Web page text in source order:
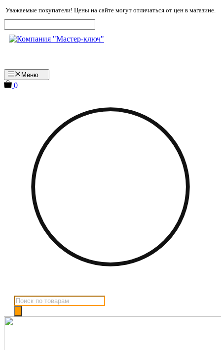
Перейти
к
содержимому
Уважаемые покупатели! Цены на сайте могут отличаться от цен в магазине.
Меню
0
Поиск
товаров